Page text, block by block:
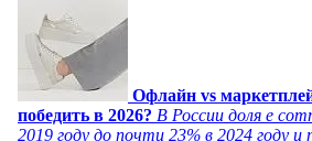
Офлайн vs
победить в 2026? В России доля e
2019 году до почти 23% в 2024 году